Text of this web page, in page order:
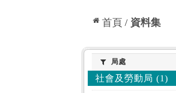
首頁 資料集
局處局處
社會及勞動局 (1)